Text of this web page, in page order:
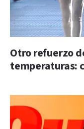
Otro refuerzo
temperaturas: